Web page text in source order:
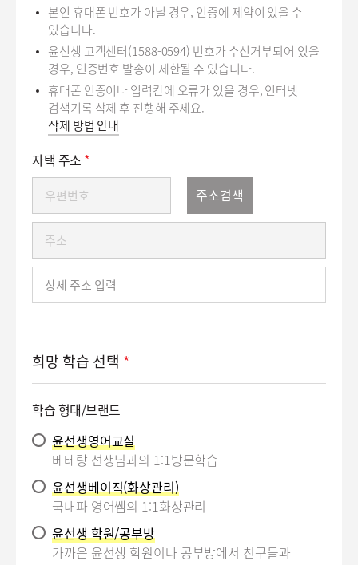
본인 휴대폰 번호가 아닐 경우, 인증에 제약이 있을 수
있습니다.
윤선생 고객센터(1588-0594) 번호가 수신거부되어 있을
경우, 인증번호 발송이 제한될 수 있습니다.
휴대폰 인증이나 입력칸에 오류가 있을 경우, 인터넷
검색기록 삭제 후 진행해 주세요.
삭제 방법 안내
자택 주소 *
번
주소검색
희망 학습 선택 *
학습 형태/브랜드
윤선생영어교실
베테랑 선생님과의 1:1방문학습
윤선생베이직(화상관리)
국내파 영어쌤의 1:1화상관리
윤선생 학원/공부방
가까운 윤선생 학원이나 공부방에서 친구들과